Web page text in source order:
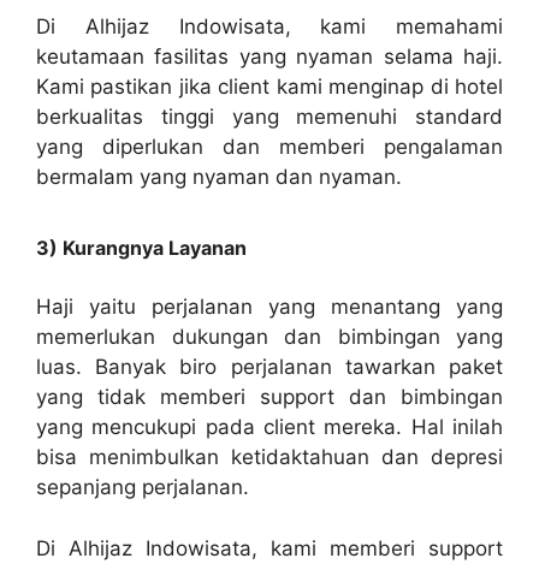
Di Alhijaz Indowisata, kami memahami
keutamaan fasilitas yang nyaman selama haji.
Kami pastikan jika client kami menginap di hotel
berkualitas tinggi yang memenuhi standard
yang diperlukan dan memberi pengalaman
bermalam yang nyaman dan nyaman.
3) Kurangnya Layanan
Haji yaitu perjalanan yang menantang yang
memerlukan dukungan dan bimbingan yang
luas. Banyak biro perjalanan tawarkan paket
yang tidak memberi support dan bimbingan
yang mencukupi pada client mereka. Hal inilah
bisa menimbulkan ketidaktahuan dan depresi
sepanjang perjalanan.
Di Alhijaz Indowisata, kami memberi support